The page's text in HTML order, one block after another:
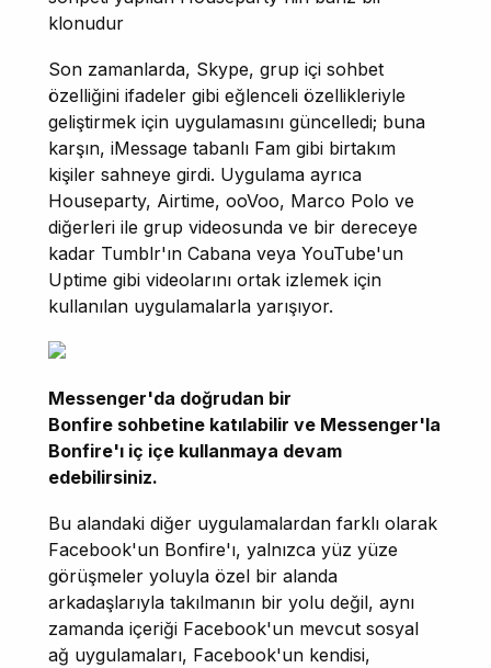
klonudur
Son zamanlarda, Skype, grup içi sohbet
özelliğini ifadeler gibi eğlenceli özellikleriyle
geliştirmek için uygulamasını güncelledi; buna
karşın, iMessage tabanlı Fam gibi birtakım
kişiler sahneye girdi. Uygulama ayrıca
Houseparty, Airtime, ooVoo, Marco Polo ve
diğerleri ile grup videosunda ve bir dereceye
kadar Tumblr'ın Cabana veya YouTube'un
Uptime gibi videolarını ortak izlemek için
kullanılan uygulamalarla yarışıyor.
Messenger'da doğrudan bir
Bonfire sohbetine katılabilir ve Messenger'la
Bonfire'ı iç içe kullanmaya devam
edebilirsiniz.
Bu alandaki diğer uygulamalardan farklı olarak
Facebook'un Bonfire'ı, yalnızca yüz yüze
görüşmeler yoluyla özel bir alanda
arkadaşlarıyla takılmanın bir yolu değil, aynı
zamanda içeriği Facebook'un mevcut sosyal
ağ uygulamaları, Facebook'un kendisi,